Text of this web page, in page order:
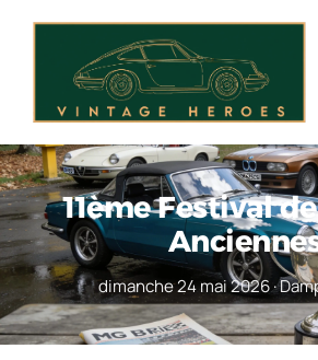
11ème Festival
dimanche 24 mai 2026 ·